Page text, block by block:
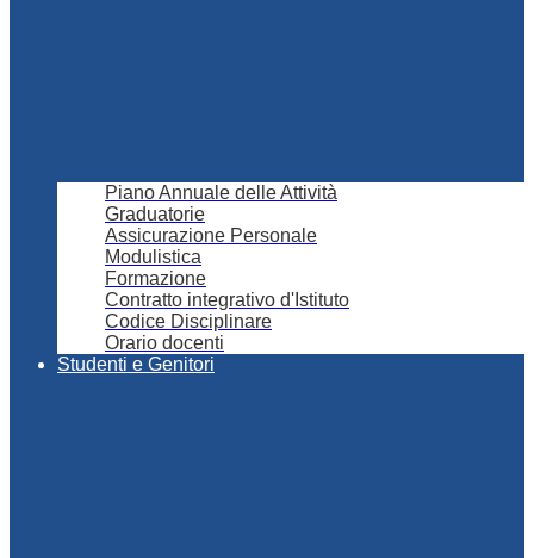
Piano Annuale delle Attività
Graduatorie
Assicurazione Personale
Modulistica
Formazione
Contratto integrativo d'Istituto
Codice Disciplinare
Orario docenti
Studenti e Genitori